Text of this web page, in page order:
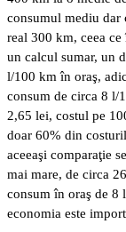
consumul mediu dar
real 300 km, ceea
un calcul sumar, un
l/100 km în oraş,
consum de circa 8 l/
2,65 lei, costul pe
doar 60% din
aceeaşi comparaţie
mai mare, de circa
consum în oraş de 8
economia este